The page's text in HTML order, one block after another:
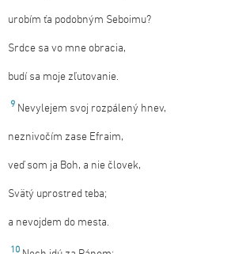
urobím ťa podobným Seboimu?
Srdce sa vo mne obracia,
budí sa moje zľutovanie.
9 Nevylejem svoj rozpálený hnev,
neznivočím zase Efraim,
veď som ja Boh, a nie človek,
Svätý uprostred teba;
a nevojdem do mesta.
10